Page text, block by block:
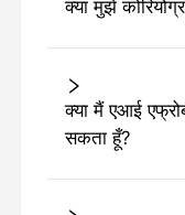
क्या मुझे
क्या मैं एआई
सकता हूँ?